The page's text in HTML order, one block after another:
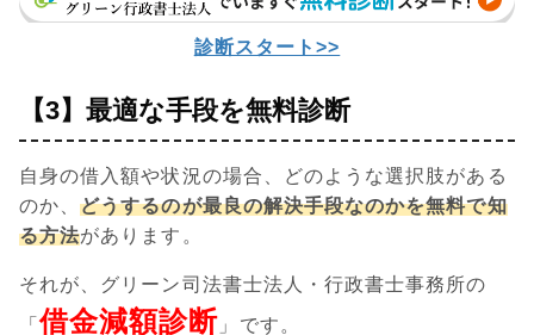
診断スタート>>
【3】最適な手段を無料診断
自身の借入額や状況の場合、どのような選択肢がある
のか、どうするのが最良の解決手段なのかを無料で知
る方法があります。
それが、グリーン司法書士法人・行政書士事務所の
「借金減額診断 」です。